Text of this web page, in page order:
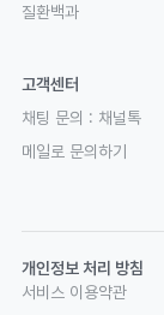
질환백과
고객센터
채팅 문의 : 채널톡
메일로 문의하기
개인정보 처리 방침
서비스 이용약관